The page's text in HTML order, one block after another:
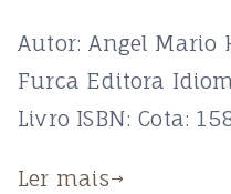
Autor: Angel Mario
Furca Editora
Livro ISBN: Cota:
Ler mais